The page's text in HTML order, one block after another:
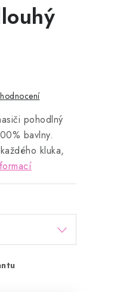
pohodlný
bavlny.
kluka,